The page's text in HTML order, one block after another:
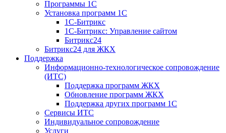
Программы 1С
Установка программ 1С
1С-Битрикс
1С-Битрикс: Управление сайтом
Битрикс24
Битрикс24 для ЖКХ
Поддержка
Информационно-технологическое сопровождение
(ИТС)
Поддержка программ ЖКХ
Обновление программ ЖКХ
Поддержка других программ 1С
Сервисы ИТС
Индивидуальное сопровождение
Услуги